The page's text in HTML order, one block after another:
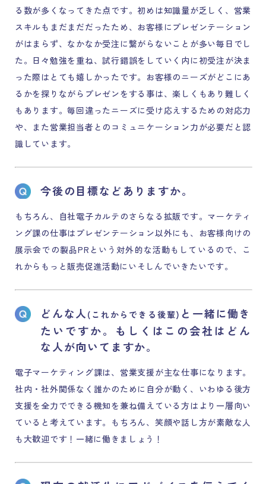
る数が多くなってきた点です。初めは知識量が乏しく、営業
スキルもまだまだだったため、お客様にプレゼンテーション
がはまらず、なかなか受注に繋がらないことが多い毎日でし
た。日々勉強を重ね、試行錯誤をしていく内に初受注が決ま
った際はとても嬉しかったです。お客様のニーズがどこにあ
るかを探りながらプレゼンをする事は、楽しくもあり難しく
もあります。毎回違ったニーズに受け応えするための対応力
や、また営業担当者とのコミュニケーション力が必要だと認
識しています。
今後の目標などありますか。
もちろん、自社電子カルテのさらなる拡販です。マーケティ
ング課の仕事はプレゼンテーション以外にも、お客様向けの
展示会での製品PRという対外的な活動もしているので、こ
れからもっと販売促進活動にいそしんでいきたいです。
どんな人 (これからできる後輩) と一緒に働き
たいですか。 もしくはこの会社はどん
な人が向いてますか。
電子マーケティング課は、営業支援が主な仕事になります。
社内・社外関係なく誰かのために自分が動く、いわゆる後方
支援を全力でできる機知を兼ね備えている方はより一層向い
ていると考えています。もちろん、笑顔や話し方が素敵な人
も大歓迎です！一緒に働きましょう！